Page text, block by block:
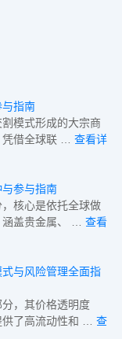
与指南
模式形成的大宗商
凭借全球联 … 查看详
参与指南
核心是依托全球做
涵盖贵金属、 … 查看
与风险管理全面指
，其价格透明度
了高流动性和 … 查